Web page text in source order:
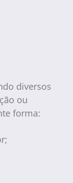
diversos
ou
forma: